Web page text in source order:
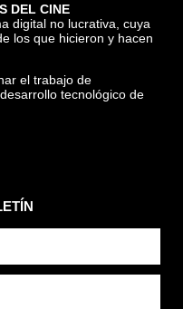
DEL CINE
digital no lucrativa, cuya
los que hicieron y hacen
el trabajo de
tecnológico de